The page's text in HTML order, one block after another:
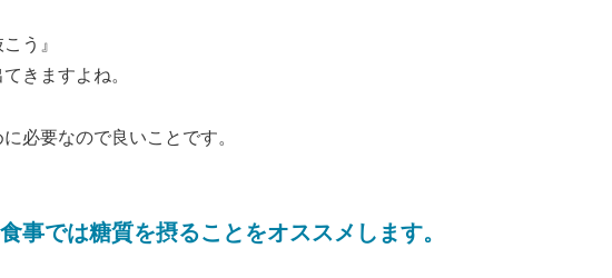
う』
きますよね。
必要なので良いことです。
事では糖質を摂ることをオススメします。